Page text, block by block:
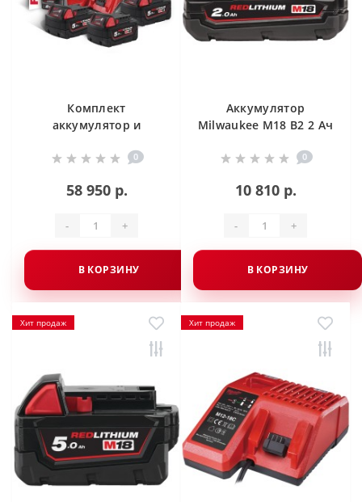
Комплект
аккумулятор и
Milwaukee M18 NRG-
0
58 950 р.
- +
В КОРЗИНУ
Аккумулятор
Milwaukee M18 B2 2 Ач
0
10 810 р.
- +
В КОРЗИНУ
Хит продаж Хит продаж